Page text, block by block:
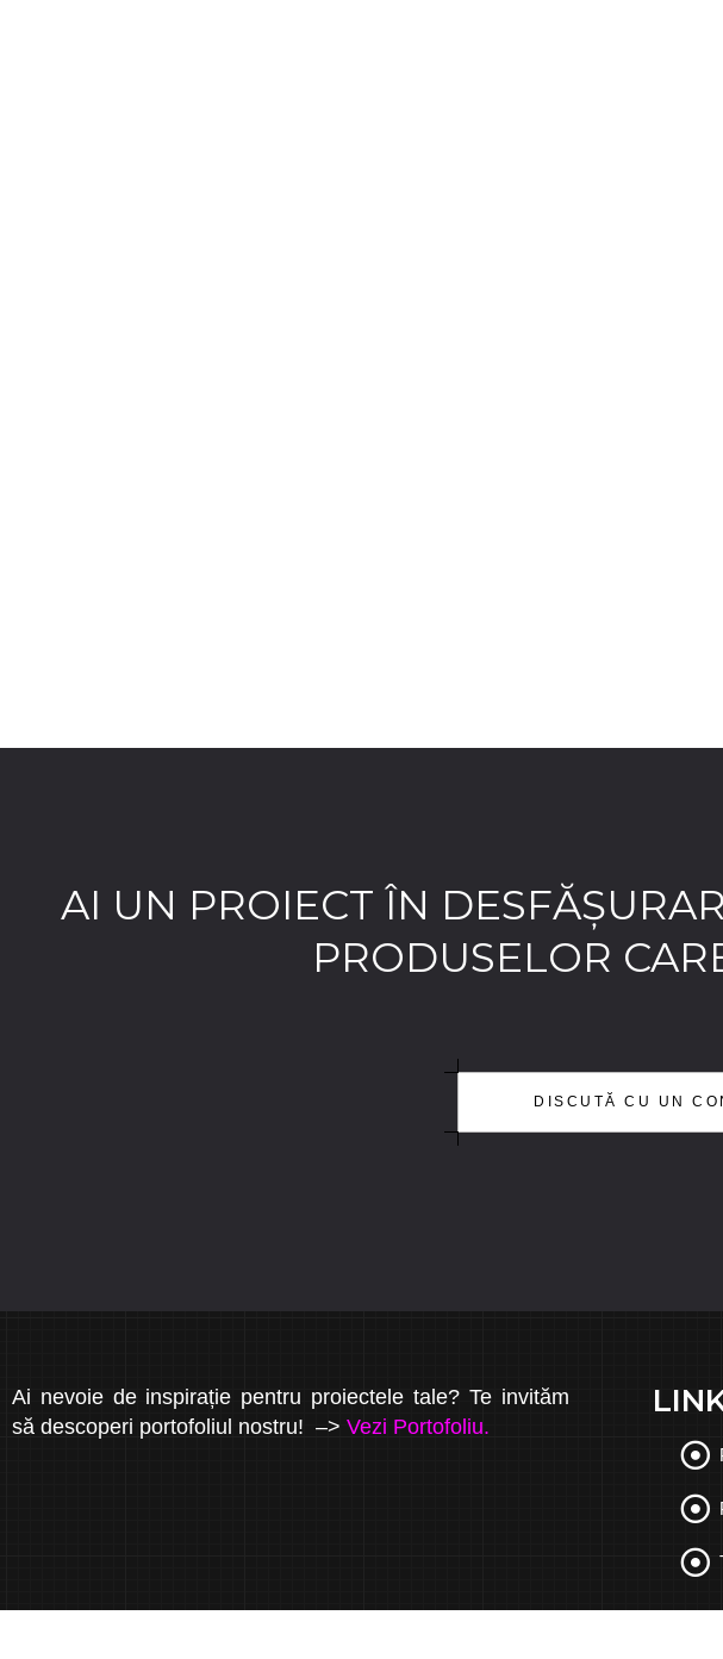
AI UN PROIECT ÎN
PRODUSELOR
DISCUTĂ CU UN
Ai nevoie de inspirație pentru proiectele tale? Te invităm
să descoperi portofoliul nostru! –> Vezi Portofoliu.